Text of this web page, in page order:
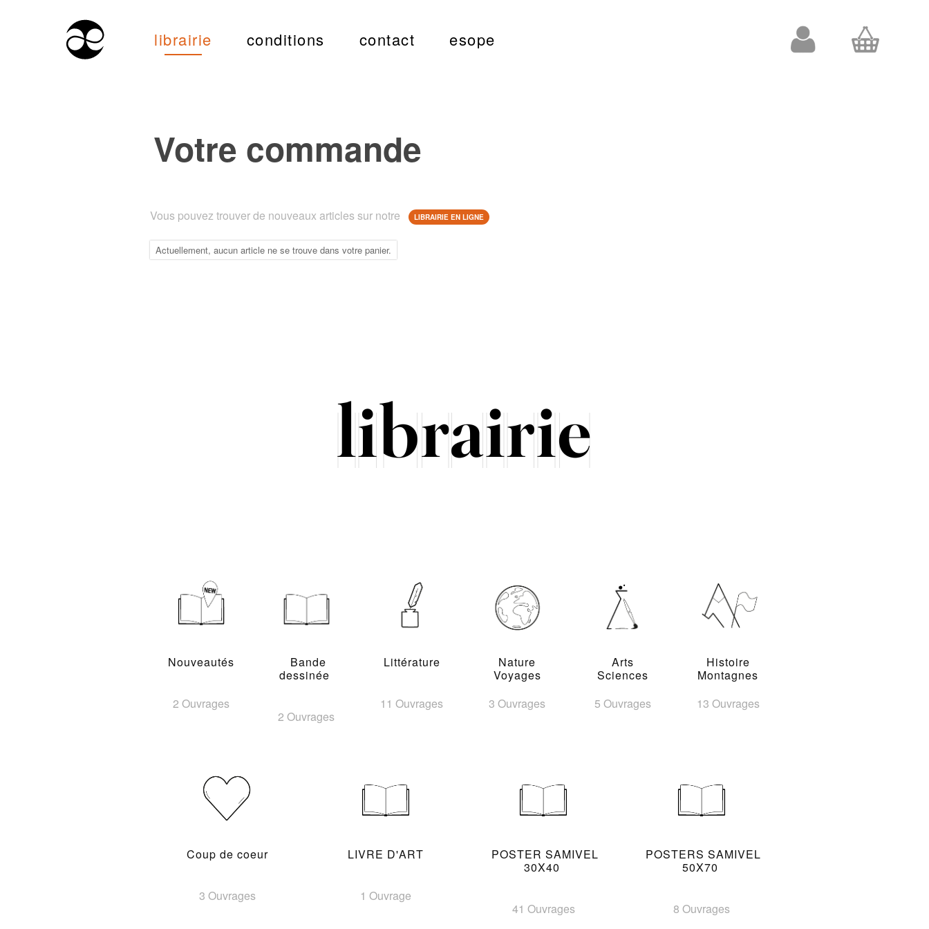
librairie conditions contact esope
Votre commande
Vous pouvez trouver de nouveaux articles sur notre LIBRAIRIE EN LIGNE
Actuellement, aucun article ne se trouve dans votre panier.
Nouveautés
2 Ouvrages
Bande
dessinée
2 Ouvrages
Littérature
11 Ouvrages
Nature
Voyages
3 Ouvrages
Arts
Sciences
5 Ouvrages
Histoire
Montagnes
13 Ouvrages
Coup de coeur
3 Ouvrages
LIVRE D'ART
1 Ouvrage
POSTER SAMIVEL
30X40
41 Ouvrages
POSTERS SAMIVEL
50X70
8 Ouvrages